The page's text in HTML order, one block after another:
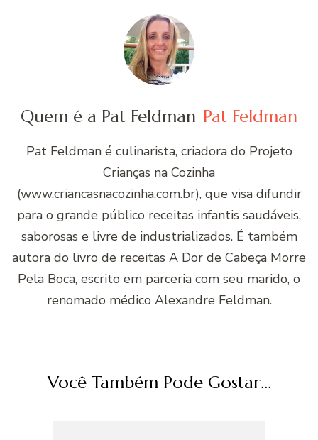
Quem é a Pat Feldman Pat Feldman
Pat Feldman é culinarista, criadora do Projeto
Crianças na Cozinha
(www.criancasnacozinha.com.br), que visa difundir
para o grande público receitas infantis saudáveis,
saborosas e livre de industrializados. É também
autora do livro de receitas A Dor de Cabeça Morre
Pela Boca, escrito em parceria com seu marido, o
renomado médico Alexandre Feldman.
Você Também Pode Gostar...